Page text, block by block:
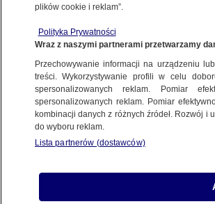
w pogodzie
Arleta Unton-Pyziołek
3.10.2025, 15:54
Posłuchaj artykułu
Czyta lektor AI
plików cookie i reklam”.
Polityka Prywatności
Wraz z naszymi partnerami przetwarzamy
Przechowywanie informacji na urządzeniu
treści. Wykorzystywanie profili w celu
spersonalizowanych reklam. Pomiar
spersonalizowanych reklam. Pomiar
kombinacji danych z różnych źródeł. Rozwój i
do wyboru reklam.
Lista partnerów (dostawców)